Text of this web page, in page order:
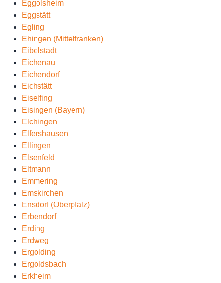
Eggolsheim
Eggstätt
Egling
Ehingen (Mittelfranken)
Eibelstadt
Eichenau
Eichendorf
Eichstätt
Eiselfing
Eisingen (Bayern)
Elchingen
Elfershausen
Ellingen
Elsenfeld
Eltmann
Emmering
Emskirchen
Ensdorf (Oberpfalz)
Erbendorf
Erding
Erdweg
Ergolding
Ergoldsbach
Erkheim